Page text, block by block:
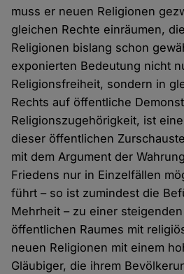
muss er neuen Religionen
gleichen Rechte einräumen,
Religionen bislang schon
exponierten Bedeutung nicht
Religionsfreiheit, sondern in
Rechts auf öffentliche
Religionszugehörigkeit, ist
dieser öffentlichen
mit dem Argument der
Friedens nur in Einzelfällen
führt – so ist zumindest die
Mehrheit – zu einer
öffentlichen Raumes mit
neuen Religionen mit einem
Gläubiger, die ihrem